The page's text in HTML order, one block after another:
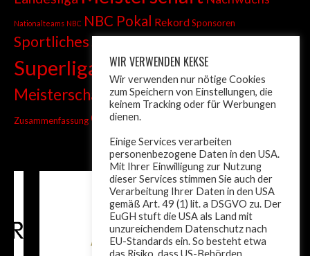
Nationalteams NBC NBC Pokal RekordSponsoren
SportlichesSprint
Superliga TandemTiroler Liga
Meisterschaft Trainer Turnier Weltcup wm
Zusammenfassung ÖM Österreich
WIR VERWENDEN KEKSE
Wir verwenden nur nötige Cookies
zum Speichern von Einstellungen, die
keinem Tracking oder für Werbungen
dienen.
Einige Services verarbeiten
personenbezogene Daten in den USA.
Mit Ihrer Einwilligung zur Nutzung
dieser Services stimmen Sie auch der
Verarbeitung Ihrer Daten in den USA
gemäß Art. 49 (1) lit. a DSGVO zu. Der
EuGH stuft die USA als Land mit
unzureichendem Datenschutz nach
EU-Standards ein. So besteht etwa
das Risiko, dass US-Behörden